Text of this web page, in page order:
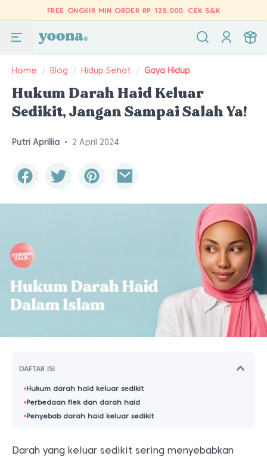
FREE ONGKIR MIN ORDER RP 125.000. CEK S&K
Home / Blog / Hidup Sehat / Gaya Hidup
Hukum Darah Haid Keluar
Sedikit, Jangan Sampai Salah Ya!
Putri Aprillia • 2 April 2024
DAFTAR ISI
Hukum darah haid keluar sedikit
Perbedaan flek dan darah haid
Penyebab darah haid keluar sedikit
Darah yang keluar sedikit sering menyebabkan